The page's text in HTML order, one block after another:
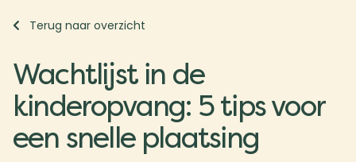
Terug naar overzicht
Wachtlijst in de
kinderopvang: 5 tips voor
een snelle plaatsing